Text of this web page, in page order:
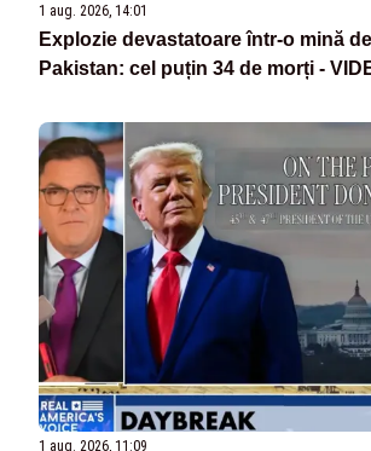
1 aug. 2026, 14:01
Explozie devastatoare într-o mină
Pakistan: cel puțin 34 de morți -
1 aug. 2026, 11:09